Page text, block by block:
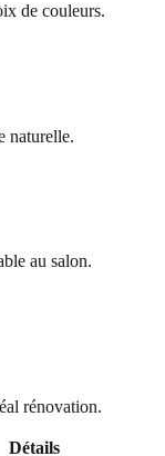
de couleurs.
naturelle.
au salon.
rénovation.
Détails